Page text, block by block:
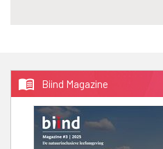
menu_book Biind Magazine